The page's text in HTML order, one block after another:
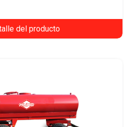
del producto